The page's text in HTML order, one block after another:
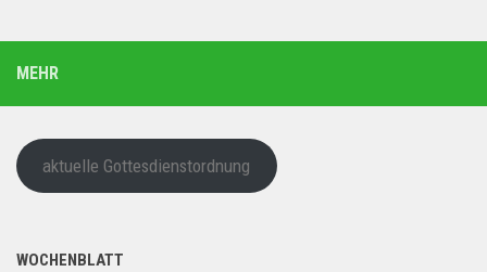
MEHR
aktuelle Gottesdienstordnung
WOCHENBLATT